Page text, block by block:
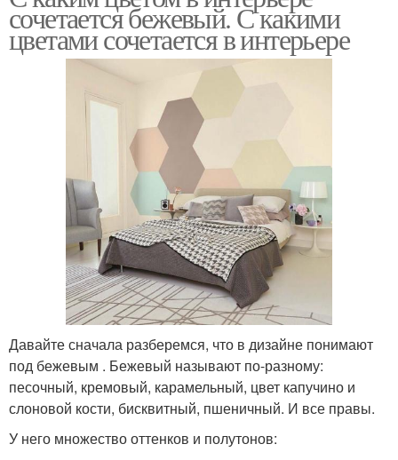
сочетается бежевый. С какими
цветами сочетается в интерьере
Давайте сначала разберемся, что в дизайне понимают
под бежевым . Бежевый называют по-разному:
песочный, кремовый, карамельный, цвет капучино и
слоновой кости, бисквитный, пшеничный. И все правы.
У него множество оттенков и полутонов: